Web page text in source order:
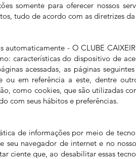
somente para oferecer nossos
tudo de acordo com as diretrizes
automaticamente - O CLUBE
características do dispositivo de
acessadas, as páginas
em referência a este, dentre
como cookies, que são utilizadas
com seus hábitos e preferências.
de informações por meio de
seu navegador de internet e no
ciente que, ao desabilitar essas